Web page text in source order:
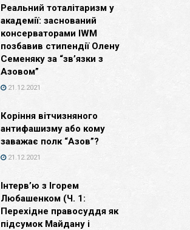
Реальний тоталітаризм у
академії: заснований
консерваторами IWM
позбавив стипендії Олену
Семеняку за “зв’язки з
Азовом”
21.12.2021
Коріння вітчизняного
антифашизму або кому
заважає полк “Азов”?
21.12.2021
Інтерв’ю з Ігорем
Любашенком (Ч. 1:
Перехідне правосуддя як
підсумок Майдану і